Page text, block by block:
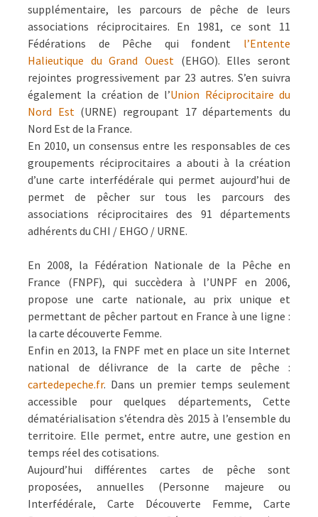
supplémentaire, les parcours de pêche de leurs
associations réciprocitaires. En 1981, ce sont 11
Fédérations de Pêche qui fondent l’Entente
Halieutique du Grand Ouest (EHGO). Elles seront
rejointes progressivement par 23 autres. S’en suivra
également la création de l’Union Réciprocitaire du
Nord Est(URNE) regroupant 17 départements du
Nord Est de la France.
En 2010, un consensus entre les responsables de ces
groupements réciprocitaires a abouti à la création
d’une carte interfédérale qui permet aujourd’hui de
permet de pêcher sur tous les parcours des
associations réciprocitaires des 91 départements
adhérents du CHI / EHGO / URNE.
En 2008, la Fédération Nationale de la Pêche en
France (FNPF), qui succèdera à l’UNPF en 2006,
propose une carte nationale, au prix unique et
permettant de pêcher partout en France à une ligne :
la carte découverte Femme.
Enfin en 2013, la FNPF met en place un site Internet
national de délivrance de la carte de pêche :
cartedepeche.fr. Dans un premier temps seulement
accessible pour quelques départements, Cette
dématérialisation s’étendra dès 2015 à l’ensemble du
territoire. Elle permet, entre autre, une gestion en
temps réel des cotisations.
Aujourd’hui différentes cartes de pêche sont
proposées, annuelles (Personne majeure ou
Interfédérale, Carte Découverte Femme, Carte